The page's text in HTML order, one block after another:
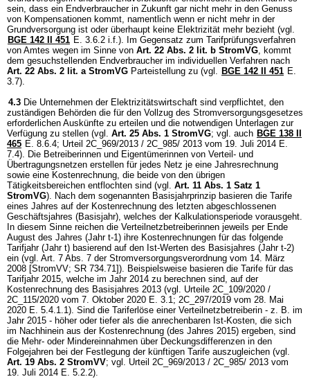
sein, dass ein Endverbraucher in Zukunft gar nicht mehr in den Genuss
von Kompensationen kommt, namentlich wenn er nicht mehr in der
Grundversorgung ist oder überhaupt keine Elektrizität mehr bezieht (vgl.
BGE 142 II 451 E. 3.6.2 i.f.). Im Gegensatz zum Tarifprüfungsverfahren
von Amtes wegen im Sinne von Art. 22 Abs. 2 lit. b StromVG, kommt
dem gesuchstellenden Endverbraucher im individuellen Verfahren nach
Art. 22 Abs. 2 lit. a StromVG Parteistellung zu (vgl. BGE 142 II 451 E.
3.7).
4.3 Die Unternehmen der Elektrizitätswirtschaft sind verpflichtet, den
zuständigen Behörden die für den Vollzug des Stromversorgungsgesetzes
erforderlichen Auskünfte zu erteilen und die notwendigen Unterlagen zur
Verfügung zu stellen (vgl. Art. 25 Abs. 1 StromVG; vgl. auch BGE 138 II
465 E. 8.6.4; Urteil 2C_969/2013 / 2C_985/ 2013 vom 19. Juli 2014 E.
7.4). Die Betreiberinnen und Eigentümerinnen von Verteil- und
Übertragungsnetzen erstellen für jedes Netz je eine Jahresrechnung
sowie eine Kostenrechnung, die beide von den übrigen
Tätigkeitsbereichen entflochten sind (vgl. Art. 11 Abs. 1 Satz 1
StromVG). Nach dem sogenannten Basisjahrprinzip basieren die Tarife
eines Jahres auf der Kostenrechnung des letzten abgeschlossenen
Geschäftsjahres (Basisjahr), welches der Kalkulationsperiode vorausgeht.
In diesem Sinne reichen die Verteilnetzbetreiberinnen jeweils per Ende
August des Jahres (Jahr t-1) ihre Kostenrechnungen für das folgende
Tarifjahr (Jahr t) basierend auf den Ist-Werten des Basisjahres (Jahr t-2)
ein (vgl. Art. 7 Abs. 7 der Stromversorgungsverordnung vom 14. März
2008 [StromVV; SR 734.71]). Beispielsweise basieren die Tarife für das
Tarifjahr 2015, welche im Jahr 2014 zu berechnen sind, auf der
Kostenrechnung des Basisjahres 2013 (vgl. Urteile 2C_109/2020 /
2C_115/2020 vom 7. Oktober 2020 E. 3.1; 2C_297/2019 vom 28. Mai
2020 E. 5.4.1.1). Sind die Tariferlöse einer Verteilnetzbetreiberin - z. B. im
Jahr 2015 - höher oder tiefer als die anrechenbaren Ist-Kosten, die sich
im Nachhinein aus der Kostenrechnung (des Jahres 2015) ergeben, sind
die Mehr- oder Mindereinnahmen über Deckungsdifferenzen in den
Folgejahren bei der Festlegung der künftigen Tarife auszugleichen (vgl.
Art. 19 Abs. 2 StromVV; vgl. Urteil 2C_969/2013 / 2C_985/ 2013 vom
19. Juli 2014 E. 5.2.2).